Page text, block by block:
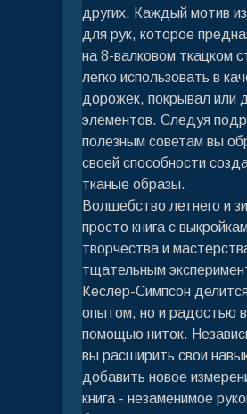
других. Каждый мотив
для рук, которое
на 8-валковом ткацком
легко использовать в
дорожек, покрывал или
элементов. Следуя
полезным советам вы
своей способности
тканые образы.
Волшебство летнего и
просто книга с
творчества и
тщательным
Кеслер-Симпсон
опытом, но и радостью
помощью ниток.
вы расширить свои
добавить новое
книга - незаменимое